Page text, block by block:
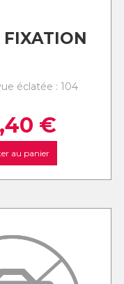
FIXATION
éclatée : 104
€
au panier